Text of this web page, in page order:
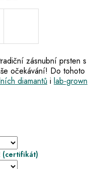
(certifikát)
zásnubní prsten s
očekávání! Do tohoto
diamantů i lab-grown